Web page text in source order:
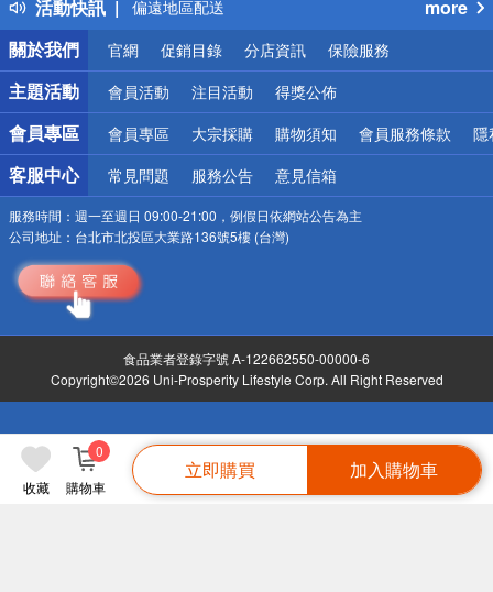
收藏 購物車
0
立即購買 加入購物車
活動快訊
詐騙網頁！請小心！
more
關於我們
官網 促銷目錄 分店資訊 保險服務
主題活動 會員活動 注目活動 得獎公佈
會員專區 會員專區 大宗採購 購物須知 會員服務條款 隱
客服中心 常見問題 服務公告 意見信箱
服務時間： 週一至週日 09:00-21:00，例假日依網站公告為主
公司地址： 台北市北投區大業路136號5樓 (台灣)
食品業者登錄字號 A-122662550-00000-6
Copyright©2026 Uni-Prosperity Lifestyle Corp. All Right Reserved